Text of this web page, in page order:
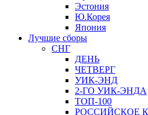
Эстония
Ю.Корея
Япония
Лучшие сборы
СНГ
ДЕНЬ
ЧЕТВЕРГ
УИК-ЭНД
2-ГО УИК-ЭНДА
ТОП-100
РОССИЙСКОЕ